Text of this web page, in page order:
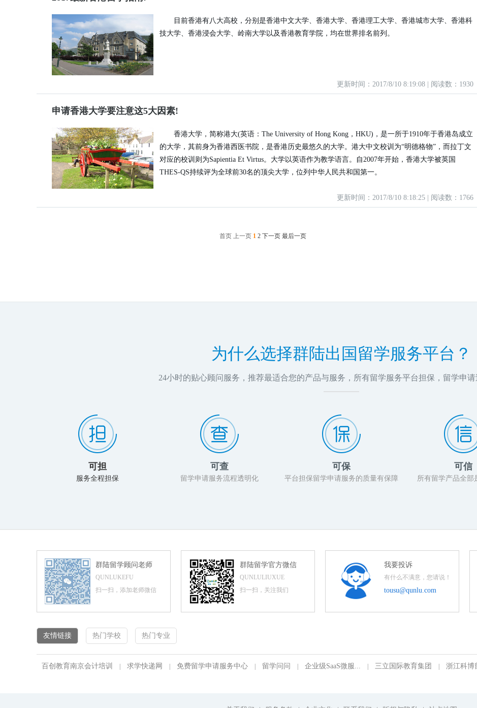
目前香港有八大高校，分别是香港中文大学、香港大学、香港理工大学、香港城市大学、香港科
技大学、香港浸会大学、岭南大学以及香港教育学院，均在世界排名前列。
更新时间：2017/8/10 8:19:08 | 阅读数：1930
申请香港大学要注意这5大因素!
香港大学，简称港大(英语：The University of Hong Kong，HKU)，是一所于1910年于香港岛成立
的大学，其前身为香港西医书院，是香港历史最悠久的大学。港大中文校训为“明德格物”，而拉丁文
对应的校训则为Sapientia Et Virtus。大学以英语作为教学语言。自2007年开始，香港大学被英国
THES-QS持续评为全球前30名的顶尖大学，位列中华人民共和国第一。
更新时间：2017/8/10 8:18:25 | 阅读数：1766
首页 上一页 1 2 下一页 最后一页
为什么选择群陆出国留学服务平台？
24小时的贴心顾问服务，推荐最适合您的产品与服务，所有留学服务平台担保，留学申请
可担
服务全程担保
可查
留学申请服务流程透明化
可保
平台担保留学申请服务的质量有保障
可信
所有留学产品全部
群陆留学顾问老师
QUNLUKEFU
扫一扫，添加老师微信
群陆留学官方微信
QUNLULIUXUE
扫一扫，关注我们
我要投诉
有什么不满意，您请说！
tousu@qunlu.com
友情链接 热门学校 热门专业
百创教育南京会计培训 求学快递网 免费留学申请服务中心 留学问问 企业级SaaS微服... 三立国际教育集团 浙江科博